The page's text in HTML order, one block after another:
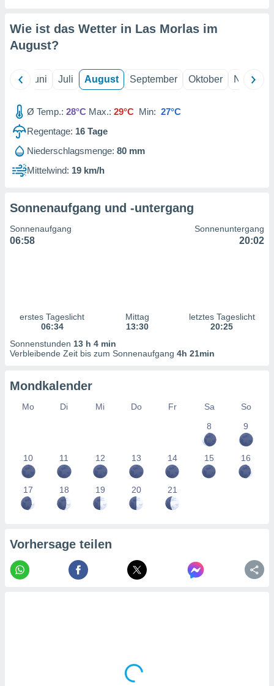
zur
von
zur
der
von
von
durch
von
1199
Wie ist das Wetter in Las Morlas im
August?
Juni Juli August September Oktober
Ø Temp.: 28°C Max.: 29°C Min: 27°C
Regentage: 16 Tage
Niederschlagsmenge: 80 mm
Mittelwind: 19 km/h
Sonnenaufgang und -untergang
Sonnenaufgang
06:58
Sonnenuntergang
20:02
erstes Tageslicht
06:34
Mittag
13:30
letztes Tageslicht
20:25
Sonnenstunden 13 h 4 min
Verbleibende Zeit bis zum Sonnenaufgang 4h 21min
Mondkalender
Mo Di Mi Do Fr Sa
So
8
9
10 11 12 13 14 15 16
17 18 19 20 21
Vorhersage teilen